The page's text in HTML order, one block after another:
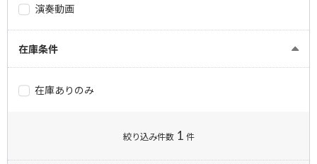
演奏動画
在庫条件
在庫ありのみ
絞り込み件数 1 件